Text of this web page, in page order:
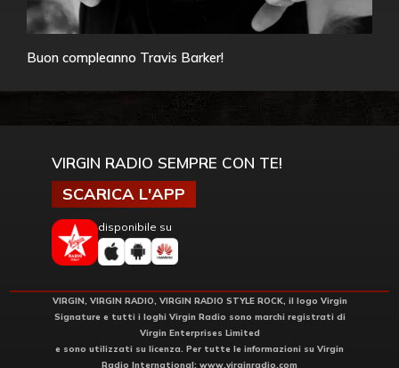
Buon compleanno Travis Barker!
VIRGIN RADIO SEMPRE CON TE!
SCARICA L'APP
disponibile su
VIRGIN, VIRGIN RADIO, VIRGIN RADIO STYLE ROCK, il logo Virgin
Signature e tutti i loghi Virgin Radio sono marchi registrati di
Virgin Enterprises Limited
e sono utilizzati su licenza. Per tutte le informazioni su Virgin
Radio International: www.virginradio.com